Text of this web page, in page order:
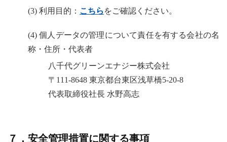
(3) 利用目的： こちら をご確認ください。
(4) 個人データの管理について責任を有する会社の名
称・住所・代表者
八千代グリーンエナジー株式会社
〒111-8648 東京都台東区浅草橋5-20-8
代表取締役社長 水野高志
７．安全管理措置に関する事項